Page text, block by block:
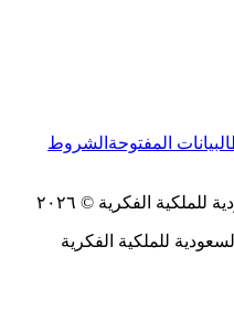
البيانات المفتوحة الشروط
للملكية الفكرية © ٢٠٢٦
للملكية الفكرية